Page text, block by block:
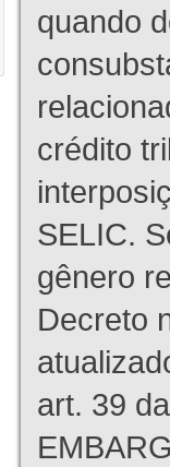
quando
crédito
SELIC.
gênero
Decreto
art. 39